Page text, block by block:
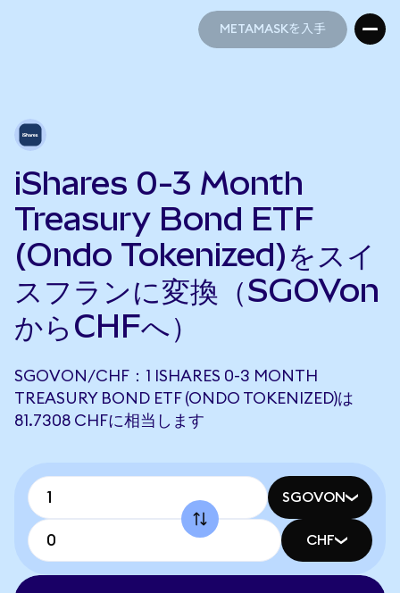
METAMASKを入手
iShares 0-3 Month
Treasury Bond ETF
(Ondo Tokenized)をスイ
スフランに変換（SGOVon
からCHFへ）
SGOVON/CHF：1 ISHARES 0-3 MONTH
TREASURY BOND ETF (ONDO TOKENIZED)は
81.7308 CHFに相当します
SGOVON
CHF